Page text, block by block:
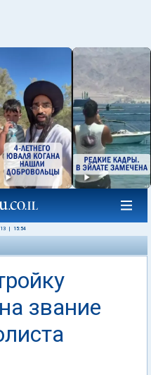
15:54
звание